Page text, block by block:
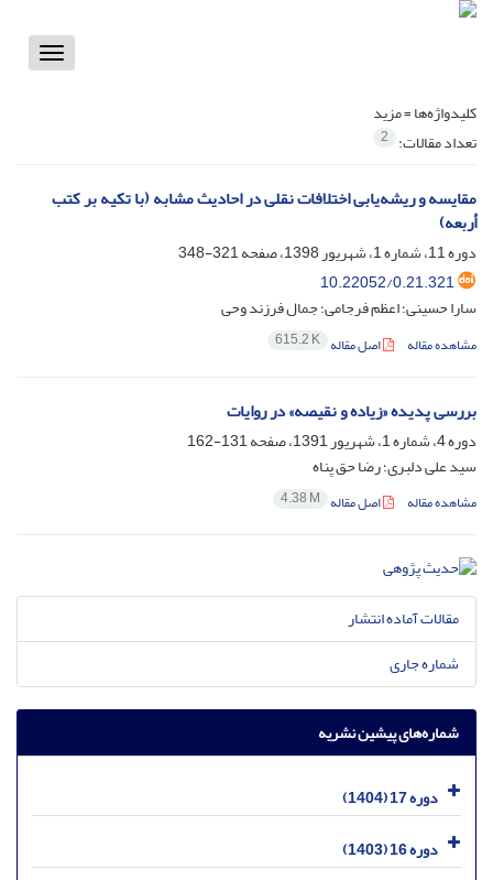
Toggle
کلیدواژه‌ها =مزید
تعداد مقالات: 2
مقایسه و ریشه‌یابی اختلافات نقلی در احادیث مشابه (با تکیه بر کتب
أربعه)
دوره 11، شماره 1، شهریور 1398، صفحه
321-348
10.22052/0.21.321
سارا حسینی؛ اعظم فرجامی؛ جمال فرزند وحی
مشاهده مقاله اصل مقاله 615.2 K
بررسی پدیده «زیاده و نقیصه» در روایات
دوره 4، شماره 1، شهریور 1391، صفحه
131-162
سید علی دلبری؛ رضا حق پناه
مشاهده مقاله اصل مقاله 4.38 M
مقالات آماده انتشار
شماره جاری
شماره‌های پیشین نشریه
دوره 17 (1404)
دوره 16 (1403)